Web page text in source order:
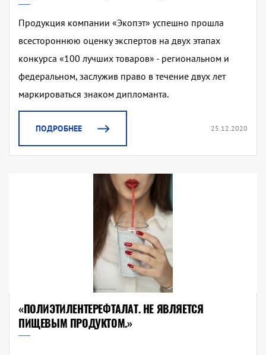
Продукция компании «Экопэт» успешно прошла
всестороннюю оценку экспертов на двух этапах
конкурса «100 лучших товаров» - региональном и
федеральном, заслужив право в течение двух лет
маркироваться знаком дипломанта.
ПОДРОБНЕЕ 25.12.2020
«ПОЛИЭТИЛЕНТЕРЕФТАЛАТ. НЕ ЯВЛЯЕТСЯ
ПИЩЕВЫМ ПРОДУКТОМ.»